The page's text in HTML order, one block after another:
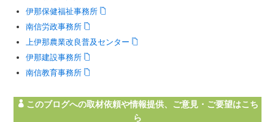
伊那保健福祉事務所
南信労政事務所
上伊那農業改良普及センター
伊那建設事務所
南信教育事務所
このブログへの取材依頼や情報提供、ご意見・ご要望はこち
ら